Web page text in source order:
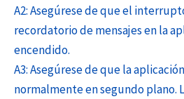
A2: Asegúrese de que el
recordatorio de mensajes en la
encendido.
A3: Asegúrese de que la
normalmente en segundo plano.